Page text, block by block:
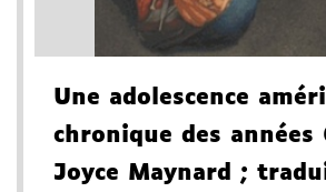
Une adolescence
chronique des années
Joyce Maynard
;